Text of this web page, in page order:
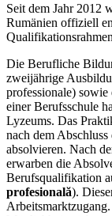
Seit dem Jahr 2012
Rumänien offiziell
Die Berufliche
zweijährige
professionale)
einer Berufsschule
Lyzeums. Das
nach dem
absolvieren. Nach
erwarben die
Berufsqualifikation
profesională).